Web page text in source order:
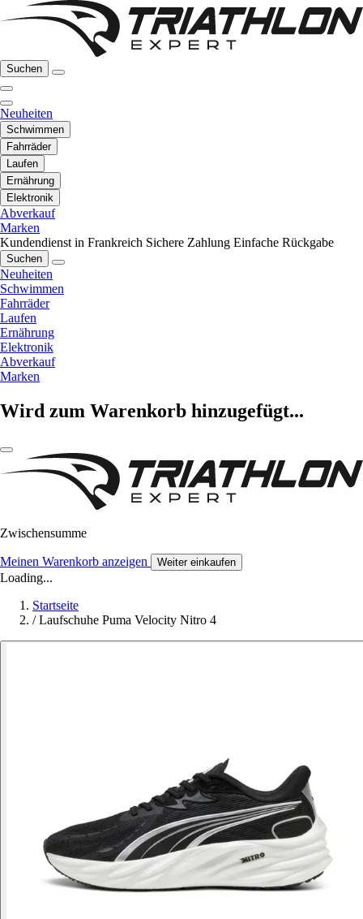
Suchen
Neuheiten
Schwimmen
Fahrräder
Laufen
Ernährung
Elektronik
Abverkauf
Marken
Kundendienst in Frankreich Sichere Zahlung Einfache Rückgabe
Suchen
Neuheiten
Schwimmen
Fahrräder
Laufen
Ernährung
Elektronik
Abverkauf
Marken
Wird zum Warenkorb hinzugefügt...
Zwischensumme
Meinen Warenkorb anzeigen Weiter einkaufen
Loading...
Startseite
/ Laufschuhe Puma Velocity Nitro 4